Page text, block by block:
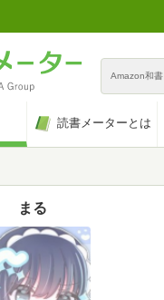
Amazon和書
読書メーターとは
まる